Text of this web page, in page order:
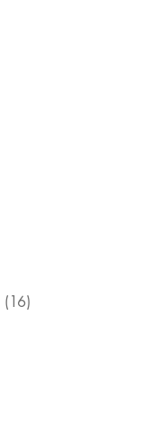
(16)